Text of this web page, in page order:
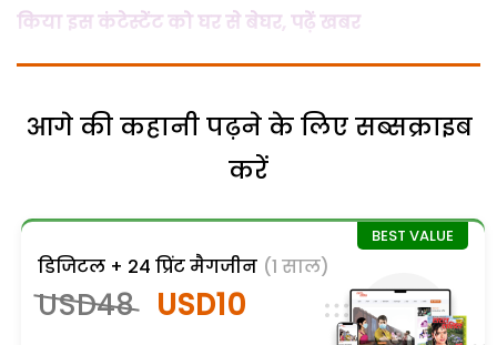
किया इस कंटेस्टेंट को घर से बेघर, पढ़ें खबर
आगे की कहानी पढ़ने के लिए सब्सक्राइब
करें
डिजिटल + 24 प्रिंट मैगजीन (1 साल)
USD48 USD10